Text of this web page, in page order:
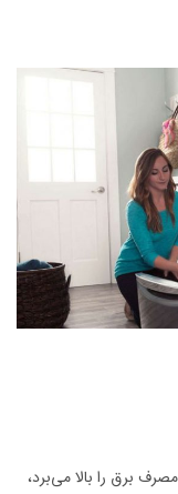
برق را بالا می‌برد،